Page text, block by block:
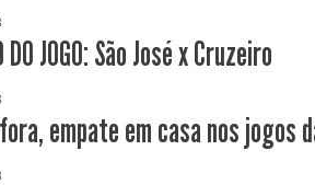
DO JOGO: São José x Cruzeiro
empate em casa nos jogos